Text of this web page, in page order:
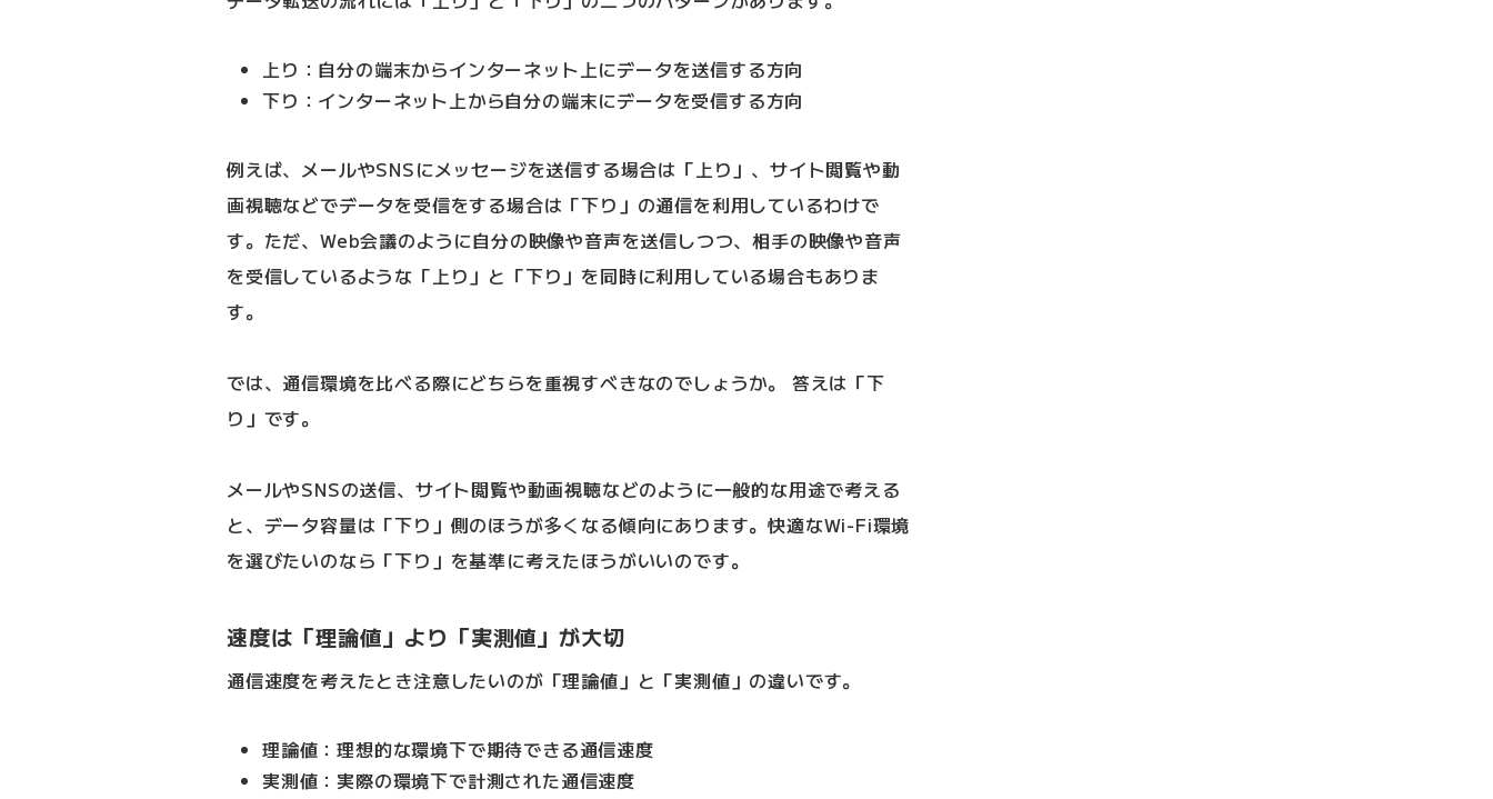
上り：自分の端末からインターネット上にデータを送信する方向
下り：インターネット上から自分の端末にデータを受信する方向
例えば、メールやSNSにメッセージを送信する場合は「上り」、サイト閲覧や動
画視聴などでデータを受信をする場合は「下り」の通信を利用しているわけで
す。ただ、Web会議のように自分の映像や音声を送信しつつ、相手の映像や音声
を受信しているような「上り」と「下り」を同時に利用している場合もありま
す。
では、通信環境を比べる際にどちらを重視すべきなのでしょうか。 答えは「下
り」です。
メールやSNSの送信、サイト閲覧や動画視聴などのように一般的な用途で考える
と、データ容量は「下り」側のほうが多くなる傾向にあります。快適なWi-Fi環境
を選びたいのなら「下り」を基準に考えたほうがいいのです。
速度は「理論値」より「実測値」が大切
通信速度を考えたとき注意したいのが「理論値」と「実測値」の違いです。
理論値：理想的な環境下で期待できる通信速度
実測値：実際の環境下で計測された通信速度